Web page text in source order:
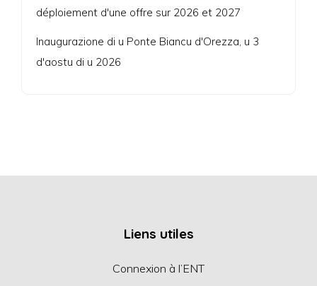
déploiement d'une offre sur 2026 et 2027
Inaugurazione di u Ponte Biancu d'Orezza, u 3
d'aostu di u 2026
Liens utiles
Connexion à l’ENT